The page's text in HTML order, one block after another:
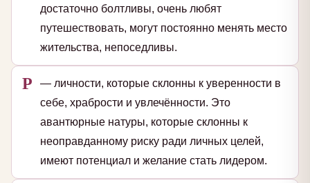
достаточно болтливы, очень любят
путешествовать, могут постоянно менять место
жительства, непоседливы.
Р
— личности, которые склонны к уверенности в
себе, храбрости и увлечённости. Это
авантюрные натуры, которые склонны к
неоправданному риску ради личных целей,
имеют потенциал и желание стать лидером.